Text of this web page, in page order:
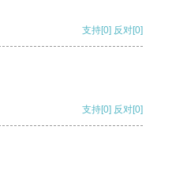
支持[0] 反对[0]
支持[0] 反对[0]